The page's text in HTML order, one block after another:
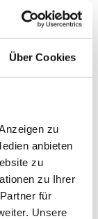
Über Cookies
zu
anbieten
zu
zu Ihrer
für
Unsere
200 g